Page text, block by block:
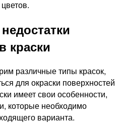
краски
различные типы красок,
для окраски поверхностей
имеет свои особенности,
которые необходимо
варианта.